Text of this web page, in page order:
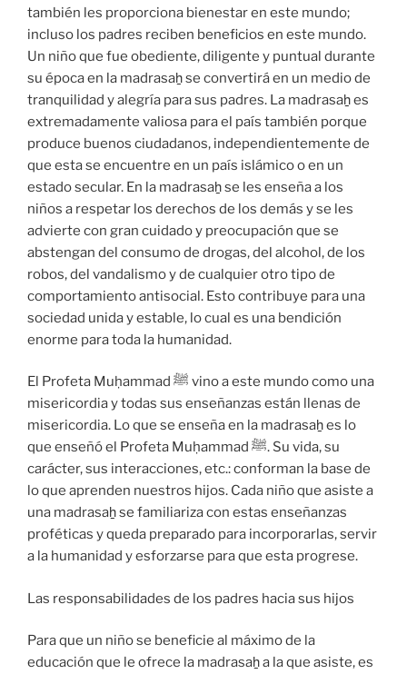
también les proporciona bienestar en este mundo;
incluso los padres reciben beneficios en este mundo.
Un niño que fue obediente, diligente y puntual durante
su época en la madrasaẖ se convertirá en un medio de
tranquilidad y alegría para sus padres. La madrasaẖ es
extremadamente valiosa para el país también porque
produce buenos ciudadanos, independientemente de
que esta se encuentre en un país islámico o en un
estado secular. En la madrasaẖ se les enseña a los
niños a respetar los derechos de los demás y se les
advierte con gran cuidado y preocupación que se
abstengan del consumo de drogas, del alcohol, de los
robos, del vandalismo y de cualquier otro tipo de
comportamiento antisocial. Esto contribuye para una
sociedad unida y estable, lo cual es una bendición
enorme para toda la humanidad.
El Profeta Muḥammad ﷺ vino a este mundo como una
misericordia y todas sus enseñanzas están llenas de
misericordia. Lo que se enseña en la madrasaẖ es lo
que enseñó el Profeta Muḥammad ﷺ. Su vida, su
carácter, sus interacciones, etc.: conforman la base de
lo que aprenden nuestros hijos. Cada niño que asiste a
una madrasaẖ se familiariza con estas enseñanzas
proféticas y queda preparado para incorporarlas, servir
a la humanidad y esforzarse para que esta progrese.
Las responsabilidades de los padres hacia sus hijos
Para que un niño se beneficie al máximo de la
educación que le ofrece la madrasaẖ a la que asiste, es